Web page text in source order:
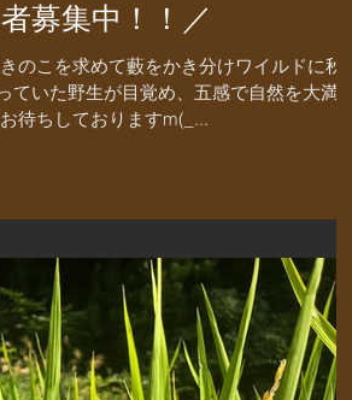
募集中！！／
こを求めて藪をかき分けワイルドに秋の
いた野生が目覚め、五感で自然を大満喫
待ちしておりますm(_...